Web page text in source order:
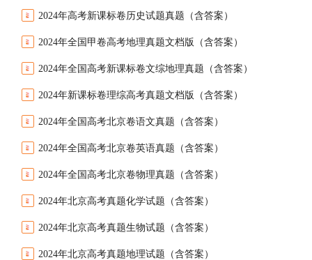
2024年高考新课标卷历史试题真题（含答案）
2024年全国甲卷高考地理真题文档版（含答案）
2024年全国高考新课标卷文综地理真题（含答案）
2024年新课标卷理综高考真题文档版（含答案）
2024年全国高考北京卷语文真题（含答案）
2024年全国高考北京卷英语真题（含答案）
2024年全国高考北京卷物理真题（含答案）
2024年北京高考真题化学试题（含答案）
2024年北京高考真题生物试题（含答案）
2024年北京高考真题地理试题（含答案）